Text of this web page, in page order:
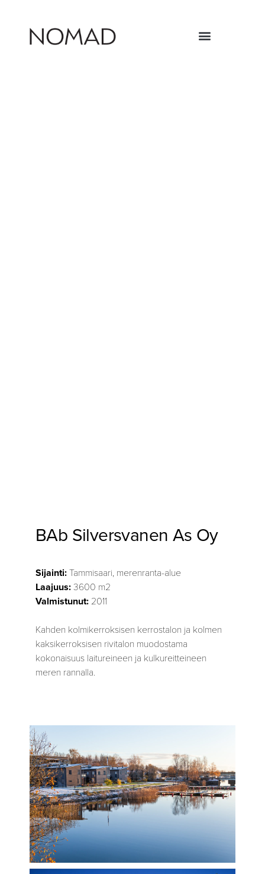
BAb Silversvanen As Oy
Sijainti: Tammisaari, merenranta-alue
Laajuus: 3600 m2
Valmistunut: 2011
Kahden kolmikerroksisen kerrostalon ja kolmen
kaksikerroksisen rivitalon muodostama
kokonaisuus laitureineen ja kulkureitteineen
meren rannalla.